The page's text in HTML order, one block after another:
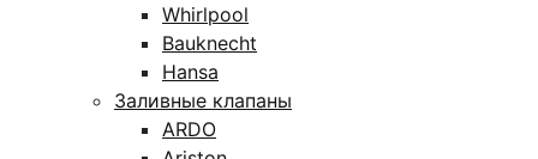
Whirlpool
Bauknecht
Hansa
Заливные клапаны
ARDO